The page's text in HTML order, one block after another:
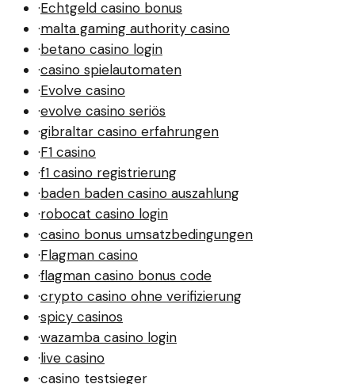
·Echtgeld casino bonus
·malta gaming authority casino
·betano casino login
·casino spielautomaten
·Evolve casino
·evolve casino seriös
·gibraltar casino erfahrungen
·F1 casino
·f1 casino registrierung
·baden baden casino auszahlung
·robocat casino login
·casino bonus umsatzbedingungen
·Flagman casino
·flagman casino bonus code
·crypto casino ohne verifizierung
·spicy casinos
·wazamba casino login
·live casino
·casino testsieger